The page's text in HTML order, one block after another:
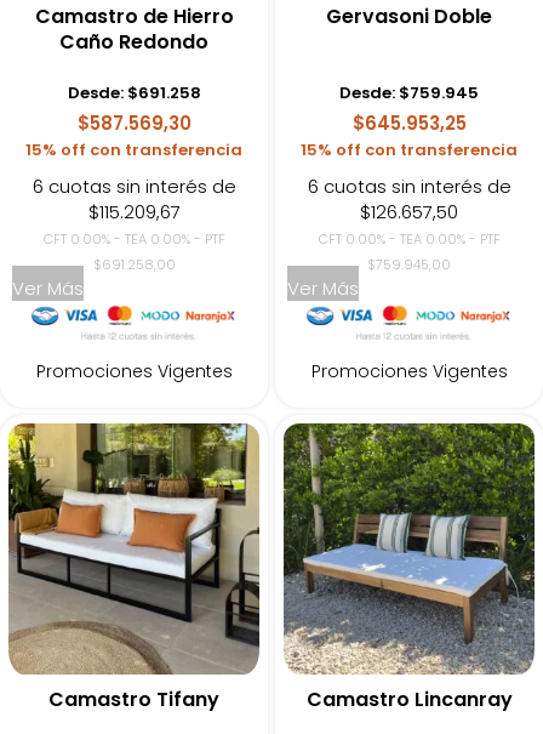
Camastro de Hierro
Caño Redondo
Desde: $691.258
$587.569,30
15% off con transferencia
6 cuotas sin interés de
$115.209,67
CFT 0.00% - TEA 0.00% - PTF
$691.258,00
Ver Más
Promociones Vigentes
Gervasoni Doble
Desde: $759.945
$645.953,25
15% off con transferencia
6 cuotas sin interés de
$126.657,50
CFT 0.00% - TEA 0.00% - PTF
$759.945,00
Ver Más
Promociones Vigentes
Camastro Tifany Camastro Lincanray